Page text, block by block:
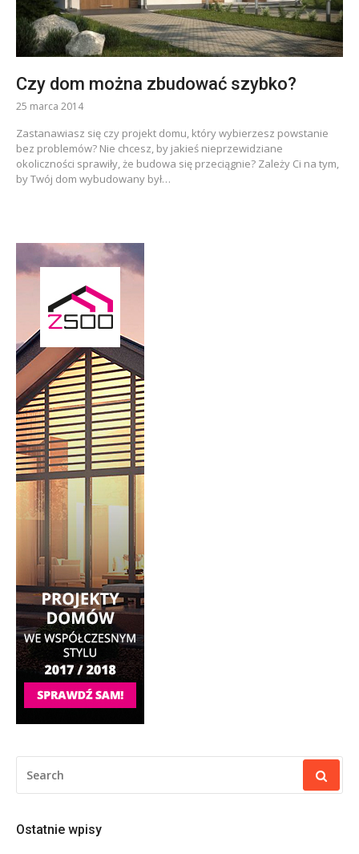
Czy dom można zbudować szybko?
25 marca 2014
Zastanawiasz się czy projekt domu, który wybierzesz powstanie
bez problemów? Nie chcesz, by jakieś nieprzewidziane
okoliczności sprawiły, że budowa się przeciągnie? Zależy Ci na tym,
by Twój dom wybudowany był…
FOR:
Ostatnie wpisy